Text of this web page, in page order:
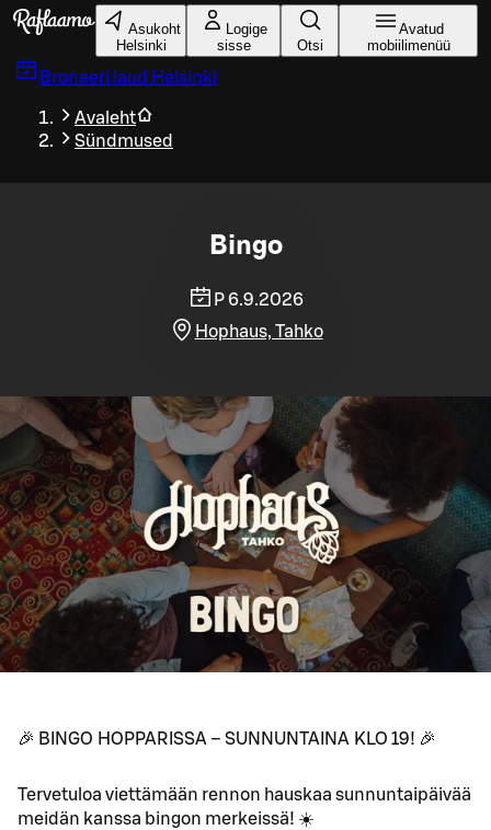
Liigu peamise sisu juurde
Asukoht
Helsinki
Logige
sisse
Otsi
Avatud
mobiilimenüü
Broneeri laud Helsinki
Avaleht
Sündmused
Bingo
P 6.9.2026
Hophaus, Tahko
🎉 BINGO HOPPARISSA – SUNNUNTAINA KLO 19! 🎉
Tervetuloa viettämään rennon hauskaa sunnuntaipäivää
meidän kanssa bingon merkeissä! ☀️